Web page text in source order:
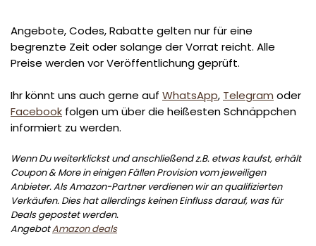
Angebote, Codes, Rabatte gelten nur für eine
begrenzte Zeit oder solange der Vorrat reicht. Alle
Preise werden vor Veröffentlichung geprüft.
Ihr könnt uns auch gerne auf WhatsApp, Telegram oder
Facebook folgen um über die heißesten Schnäppchen
informiert zu werden.
Wenn Du weiterklickst und anschließend z.B. etwas kaufst, erhält
Coupon & More in einigen Fällen Provision vom jeweiligen
Anbieter. Als Amazon-Partner verdienen wir an qualifizierten
Verkäufen. Dies hat allerdings keinen Einfluss darauf, was für
Deals gepostet werden.
AngebotAmazon deals